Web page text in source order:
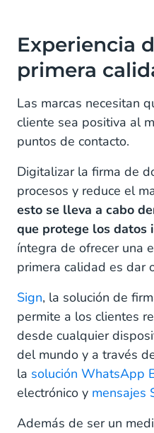
Experiencia
primera
Las marcas necesitan
cliente sea positiva al
puntos de contacto.
Digitalizar la firma de
procesos y reduce el
esto se lleva a cabo
que protege los datos
íntegra de ofrecer una
primera calidad es dar
Sign, la solución de
permite a los clientes
desde cualquier
del mundo y a través
la solución WhatsApp
electrónico y mensajes
Además de ser un